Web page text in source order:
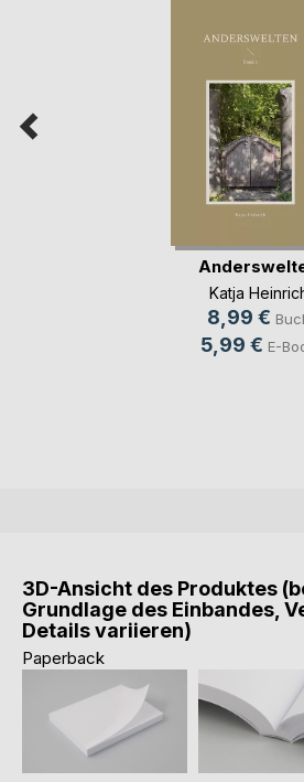
Katja
8,99 €
5,99 € E-
3D-Ansicht des Produktes
Grundlage des Einbandes,
Details variieren)
Paperback